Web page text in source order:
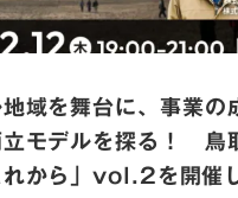
域を舞台に、事業
モデルを探る！ 鳥
から」vol.2を開催